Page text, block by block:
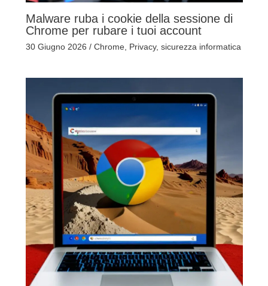
Malware ruba i cookie della sessione di
Chrome per rubare i tuoi account
30 Giugno 2026 / Chrome, Privacy, sicurezza informatica